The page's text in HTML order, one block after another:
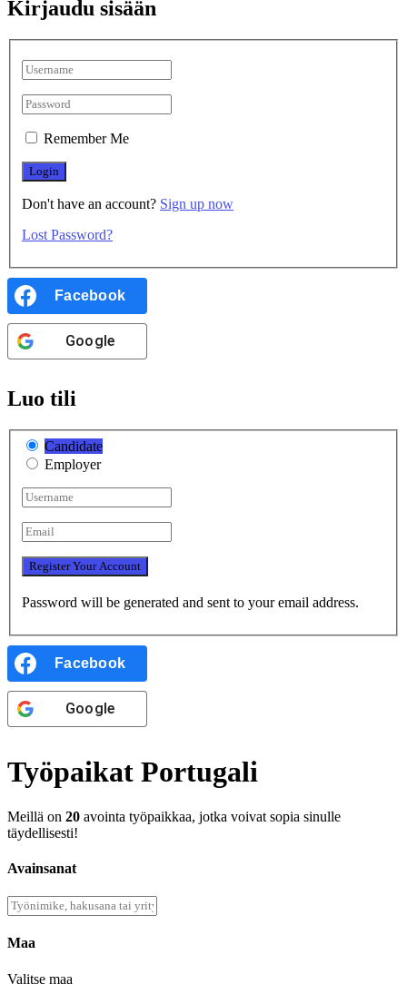
Kirjaudu sisään
Remember Me
Don't have an account? Sign up now
Lost Password?
Facebook
Google
Luo tili
Candidate
Employer
Password will be generated and sent to your email address.
Facebook
Google
Työpaikat Portugali
Meillä on 20 avointa työpaikkaa, jotka voivat sopia sinulle
täydellisesti!
Avainsanat
Maa
Valitse maa